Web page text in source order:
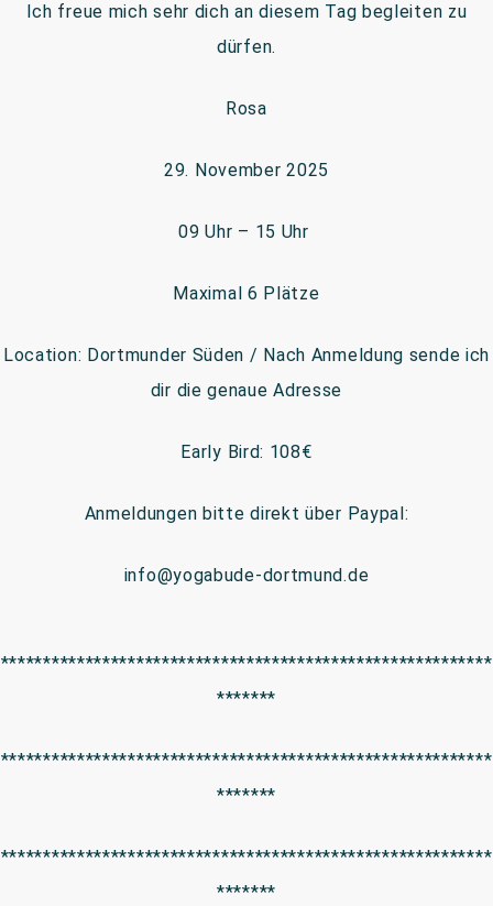
Ich freue mich sehr dich an diesem Tag begleiten zu
dürfen.
Rosa
29. November 2025
09 Uhr – 15 Uhr
Maximal 6 Plätze
Location: Dortmunder Süden / Nach Anmeldung sende ich
dir die genaue Adresse
Early Bird: 108€
Anmeldungen bitte direkt über Paypal:
info@yogabude-dortmund.de
**********************************************************
*******
**********************************************************
*******
**********************************************************
*******